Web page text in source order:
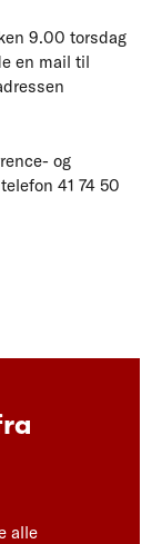
9.00 torsdag
en mail til
og
41 74 50
alle